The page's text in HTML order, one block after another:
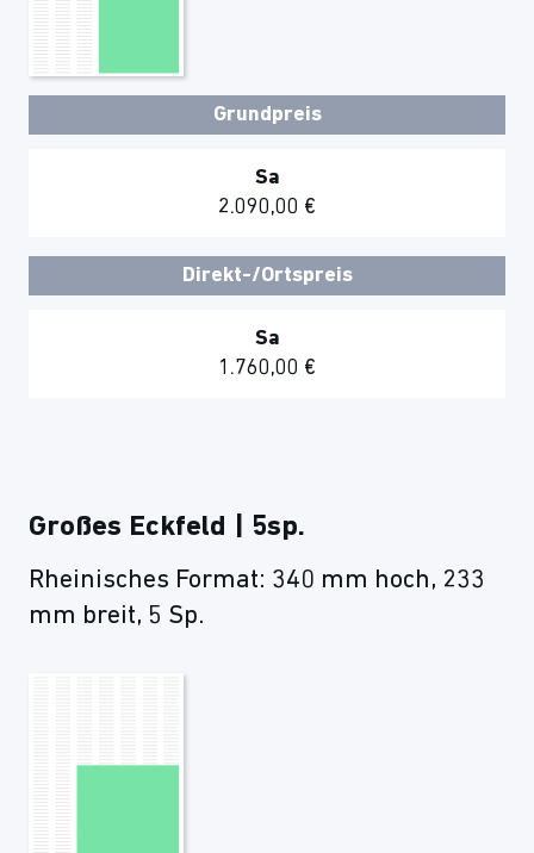
Grundpreis
Sa
2.090,00 €
Direkt-/Ortspreis
Sa
1.760,00 €
Großes Eckfeld | 5sp.
Rheinisches Format: 340 mm hoch, 233
mm breit, 5 Sp.